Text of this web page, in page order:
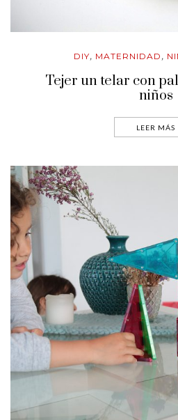
DIY, MATERNIDAD ,
Tejer un telar con
niños
LEER MÁS